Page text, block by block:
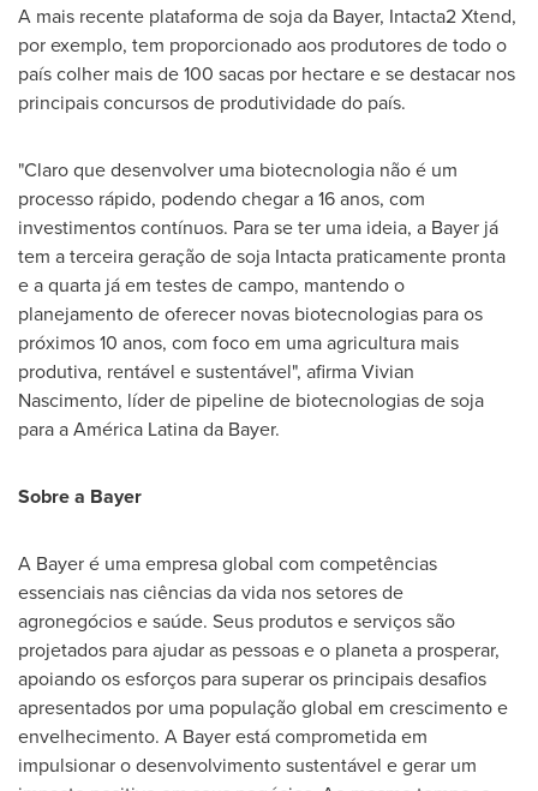
A mais recente plataforma de soja da Bayer, Intacta2 Xtend,
por exemplo, tem proporcionado aos produtores de todo o
país colher mais de 100 sacas por hectare e se destacar nos
principais concursos de produtividade do país.
"Claro que desenvolver uma biotecnologia não é um
processo rápido, podendo chegar a 16 anos, com
investimentos contínuos. Para se ter uma ideia, a Bayer já
tem a terceira geração de soja Intacta praticamente pronta
e a quarta já em testes de campo, mantendo o
planejamento de oferecer novas biotecnologias para os
próximos 10 anos, com foco em uma agricultura mais
produtiva, rentável e sustentável", afirmaVivian
Nascimento, líder de pipeline de biotecnologias de soja
para a América Latina da Bayer.
Sobre a Bayer
A Bayer é uma empresa global com competências
essenciais nas ciências da vida nos setores de
agronegócios e saúde. Seus produtos e serviços são
projetados para ajudar as pessoas e o planeta a prosperar,
apoiando os esforços para superar os principais desafios
apresentados por uma população global em crescimento e
envelhecimento. A Bayer está comprometida em
impulsionar o desenvolvimento sustentável e gerar um